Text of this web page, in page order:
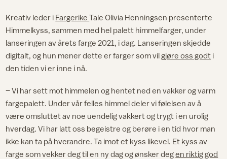
Kreativ leder i FargerikeTale Olivia Henningsen presenterte
Himmelkyss, sammen med hel palett himmelfarger, under
lanseringen av årets farge 2021, i dag. Lanseringen skjedde
digitalt, og hun mener dette er farger som vilgjøre oss godt i
den tiden vi er inne i nå.
– Vi har sett mot himmelen og hentet ned en vakker og varm
fargepalett. Under vår felles himmel deler vi følelsen av å
være omsluttet av noe uendelig vakkert og trygt i en urolig
hverdag. Vi har latt oss begeistre og berøre i en tid hvor man
ikke kan ta på hverandre. Ta imot et kyss likevel. Et kyss av
farge som vekker deg til en ny dag og ønsker degen riktig god